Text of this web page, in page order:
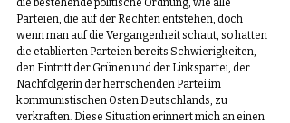
die bestehende politische Ordnung, wie alle
Parteien, die auf der Rechten entstehen, doch
wenn man auf die Vergangenheit schaut, so hatten
die etablierten Parteien bereits Schwierigkeiten,
den Eintritt der Grünen und der Linkspartei, der
Nachfolgerin der herrschenden Partei im
kommunistischen Osten Deutschlands, zu
verkraften. Diese Situation erinnert mich an einen